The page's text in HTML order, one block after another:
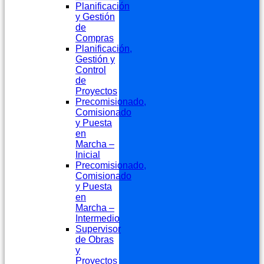
Planificación
y Gestión
de
Compras
Planificación,
Gestión y
Control
de
Proyectos
Precomisionado,
Comisionado
y Puesta
en
Marcha –
Inicial
Precomisionado,
Comisionado
y Puesta
en
Marcha –
Intermedio
Supervisor
de Obras
y
Proyectos